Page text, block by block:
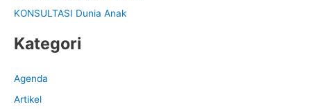
:KONSULTASI Dunia Anak
Kategori
Agenda
Artikel